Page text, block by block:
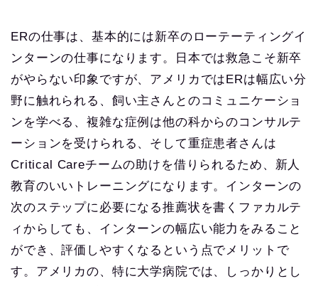
ERの仕事は、基本的には新卒のローテーティングイ
ンターンの仕事になります。日本では救急こそ新卒
がやらない印象ですが、アメリカではERは幅広い分
野に触れられる、飼い主さんとのコミュニケーショ
ンを学べる、複雑な症例は他の科からのコンサルテ
ーションを受けられる、そして重症患者さんは
Critical Careチームの助けを借りられるため、新人
教育のいいトレーニングになります。インターンの
次のステップに必要になる推薦状を書くファカルテ
ィからしても、インターンの幅広い能力をみること
ができ、評価しやすくなるという点でメリットで
す。アメリカの、特に大学病院では、しっかりとし